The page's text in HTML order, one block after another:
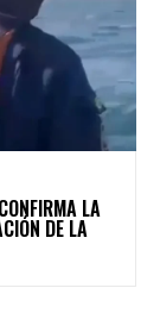
LA
DE LA